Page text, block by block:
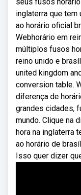
inglaterra que tem
ao horário oficial
Webhorário em
múltiplos fusos
reino unido e
united kingdom
conversion table.
diferença de
grandes cidades,
mundo. Clique na
hora na inglaterra
ao horário de
Isso quer dizer